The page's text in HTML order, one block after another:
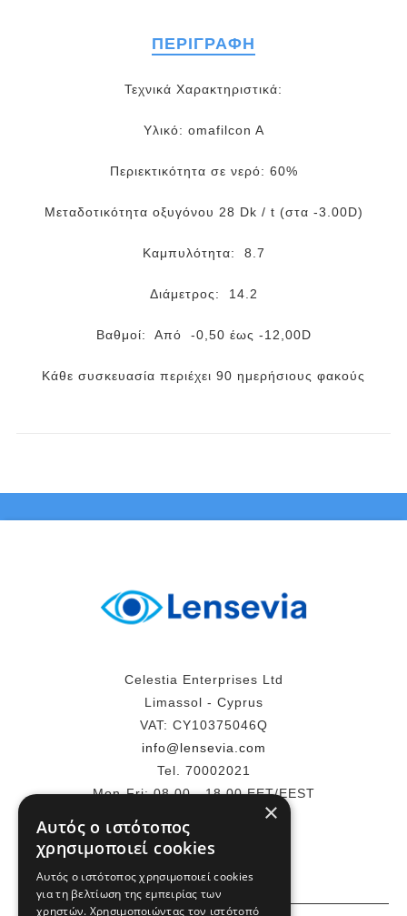
ΠΕΡΙΓΡΑΦΉ
Τεχνικά Χαρακτηριστικά:
Υλικό: omafilcon A
Περιεκτικότητα σε νερό: 60%
Μεταδοτικότητα οξυγόνου 28 Dk / t (στα -3.00D)
Καμπυλότητα: 8.7
Διάμετρος: 14.2
Βαθμοί: Από -0,50 έως -12,00D
Κάθε συσκευασία περιέχει 90 ημερήσιους φακούς
Celestia Enterprises Ltd
Limassol - Cyprus
VAT: CY10375046Q
info@lensevia.com
Tel. 70002021
Mon-Fri: 08.00 - 18.00 EET/EEST
ΠΕΡΙΣΣΌΤΕΡΑ
×
Αυτός ο ιστότοπος
χρησιμοποιεί cookies
Αυτός ο ιστότοπος χρησιμοποιεί cookies
για τη βελτίωση της εμπειρίας των
χρηστών. Χρησιμοποιώντας τον ιστότοπό